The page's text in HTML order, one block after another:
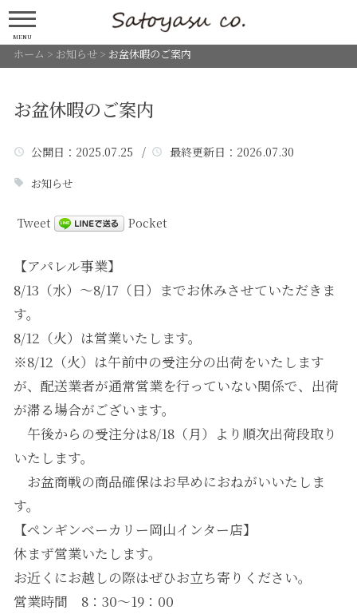
MENU
ホーム > お知らせ> お盆休暇のご案内
お盆休暇のご案内
公開日 ：2025.07.25 / 最終更新日 ：2026.07.30
お知らせ
Tweet Pocket
【アパレル事業】
8/13（水）～8/17（日）までお休みさせていただきま
す。
8/12（火）は営業いたします。
※8/12（火）は午前中の受注分の出荷をいたします
が、配送業者が通常営業を行っていない関係で、出荷
が滞る場合がございます。
午後からの受注分は8/18（月）より順次出荷段取り
いたします。
お盆商戦の商品確保はお早めにおねがいいたしま
す。
【ペンギンベーカリー岡山インター店】
休まず営業いたします。
お近くにお越しの際はぜひお立ち寄りください。
営業時間 8：30～19：00